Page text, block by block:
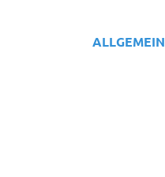
ALLGEMEIN